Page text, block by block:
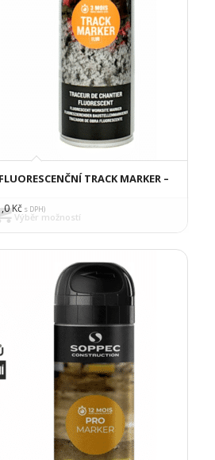
TRACK MARKER –
Kčs DPH)
Výběr možností